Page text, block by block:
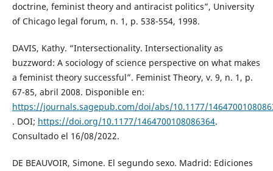
doctrine, feminist theory and antiracist politics”, University
of Chicago legal forum, n. 1, p. 538-554, 1998.
DAVIS, Kathy. “Intersectionality. Intersectionality as
buzzword: A sociology of science perspective on what makes
a feminist theory successful”. Feminist Theory, v. 9, n. 1, p.
67-85, abril 2008. Disponible en:
https://journals.sagepub.com/doi/abs/10.1177/
. DOI; https://doi.org/10.1177/1464700108086364.
Consultado el 16/08/2022.
DE BEAUVOIR, Simone. El segundo sexo. Madrid: Ediciones